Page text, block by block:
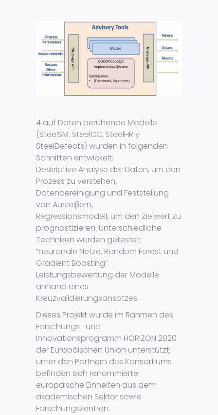
4 auf Daten beruhende Modelle
(SteelSM, SteelCC, SteelHR y
SteelDefects) wurden in folgenden
Schnitten entwickelt:
Deskriptive Analyse der Daten, um den
Prozess zu verstehen,
Datenbereinigung und Feststellung
von Ausreiβern,
Regressionsmodell, um den Zielwert zu
prognostizieren. Unterschiedliche
Techniken wurden getestet:
“neuronale Netze, Random Forest und
Gradient Boosting”.
Leistungsbewertung der Modelle
anhand eines
Kreuzvalidierungsansatzes.
Dieses Projekt wurde im Rahmen des
Forschungs- und
Innovationsprogramm HORIZON 2020
der Europäischen Union unterstützt;
unter den Partnern des Konsortiums
befinden sich renommierte
europäische Einheiten aus dem
akademischen Sektor sowie
Forschungszentren.